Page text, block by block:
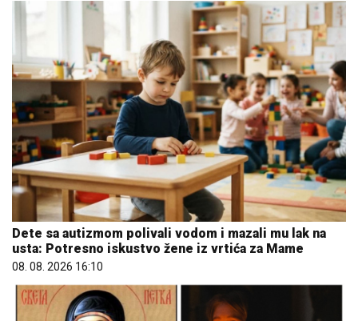
Dete sa autizmom polivali vodom i mazali mu lak na
usta: Potresno iskustvo žene iz vrtića za Mame
08. 08. 2026 16:10